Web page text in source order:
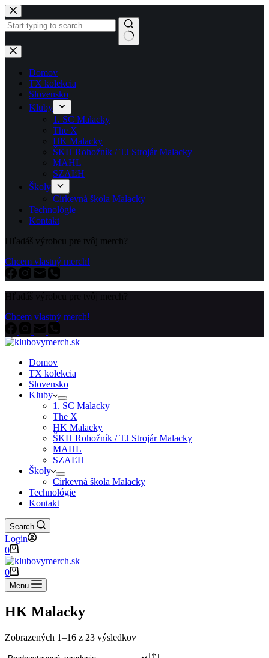
Skip
to
content
No
results
Domov
TX kolekcia
Slovensko
Kluby
1. SC Malacky
The X
HK Malacky
ŠKH Rohožník / TJ Strojár Malacky
MAHL
SZAĽH
Školy
Cirkevná škola Malacky
Technológie
Kontakt
Hľadáš výrobcu pre tvôj merch?
Chcem vlastný merch!
Chcem vlastný merch!
Domov
TX kolekcia
Slovensko
Kluby
1. SC Malacky
The X
HK Malacky
ŠKH Rohožník / TJ Strojár Malacky
MAHL
SZAĽH
Školy
Cirkevná škola Malacky
Technológie
Kontakt
Search
Login
Shopping
cart
0
Shopping
cart
0
Menu
HK Malacky
Zobrazených 1–16 z 23 výsledkov